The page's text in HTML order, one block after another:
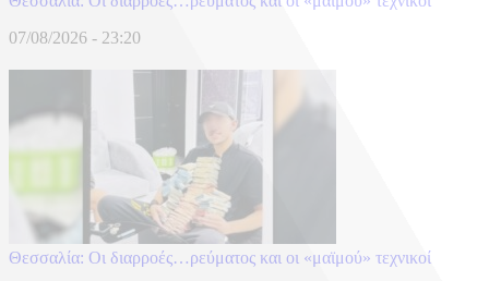
07/08/2026 - 23:20
Θεσσαλία: Οι διαρροές…ρεύματος και οι «μαϊμού» τεχνικοί